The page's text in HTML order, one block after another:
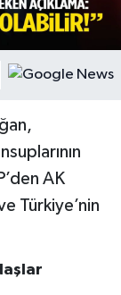
AK
Türkiye’nin